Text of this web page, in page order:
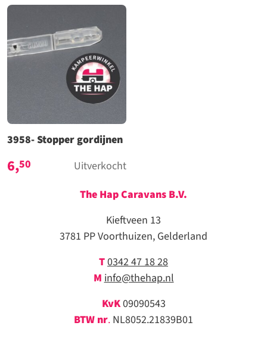
3958- Stopper gordijnen
6,50
Uitverkocht
The Hap Caravans B.V.
Kieftveen 13
3781 PP Voorthuizen, Gelderland
T0342 47 18 28
M info@thehap.nl
KvK09090543
BTW nr. NL8052.21839B01